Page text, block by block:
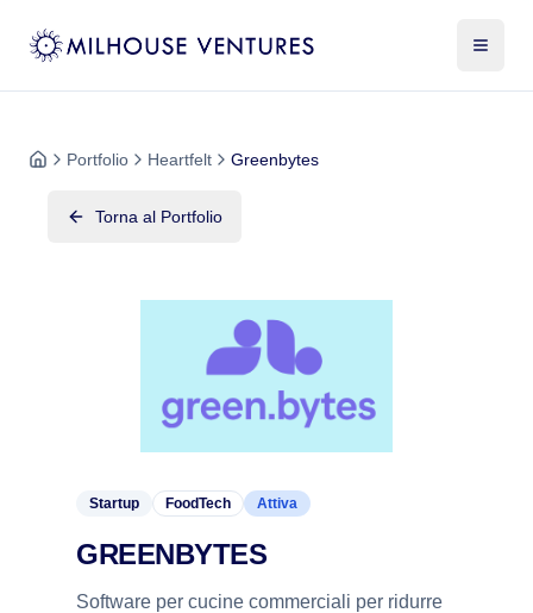
Portfolio Heartfelt Greenbytes
Torna al Portfolio
Startup FoodTech Attiva
GREENBYTES
Software per cucine commerciali per ridurre